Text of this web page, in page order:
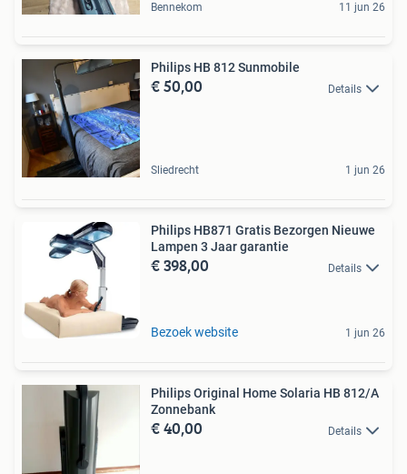
Bennekom 11 jun 26
Philips HB 812 Sunmobile
€ 50,00 Details
Sliedrecht 1 jun 26
Philips HB871 Gratis Bezorgen Nieuwe
Lampen 3 Jaar garantie
€ 398,00 Details
Bezoek website 1 jun 26
Philips Original Home Solaria HB 812/A
Zonnebank
€ 40,00 Details